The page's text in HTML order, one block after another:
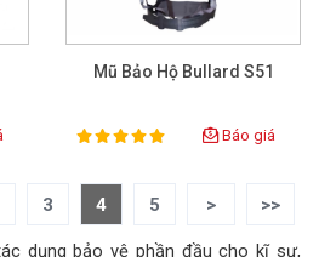
Mũ Bảo Hộ Bullard S51
Rating:
100% Báo giá
3 4 5 > >>
dụng bảo vệ phần đầu cho kĩ sư,